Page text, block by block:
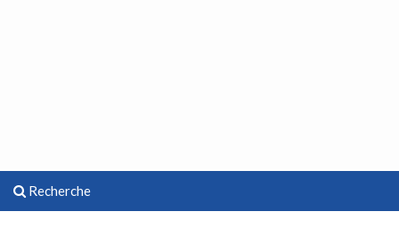
Recherche